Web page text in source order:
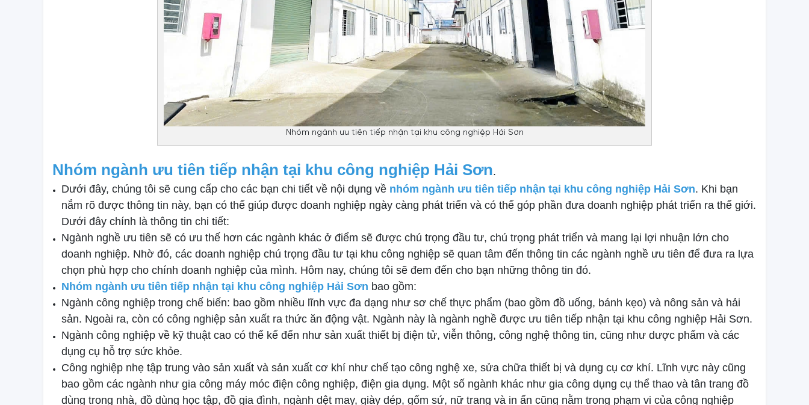
Nhóm ngành ưu tiên tiếp nhận tại khu công nghiệp Hải Sơn
Nhóm ngành ưu tiên tiếp nhận tại khu công nghiệp Hải Sơn.
Dưới đây, chúng tôi sẽ cung cấp cho các bạn chi tiết về nội dụng về nhóm ngành ưu tiên tiếp nhận tại khu công nghiệp Hải Sơn. Khi bạn
nắm rõ được thông tin này, bạn có thể giúp được doanh nghiệp ngày càng phát triển và có thể góp phần đưa doanh nghiệp phát triển ra thế giới.
Dưới đây chính là thông tin chi tiết:
Ngành nghề ưu tiên sẽ có ưu thế hơn các ngành khác ở điểm sẽ được chú trọng đầu tư, chú trọng phát triển và mang lại lợi nhuận lớn cho
doanh nghiệp. Nhờ đó, các doanh nghiệp chú trọng đầu tư tại khu công nghiệp sẽ quan tâm đến thông tin các ngành nghề ưu tiên để đưa ra lựa
chọn phù hợp cho chính doanh nghiệp của mình. Hôm nay, chúng tôi sẽ đem đến cho bạn những thông tin đó.
Nhóm ngành ưu tiên tiếp nhận tại khu công nghiệp Hải Sơn bao gồm:
Ngành công nghiệp trong chế biến: bao gồm nhiều lĩnh vực đa dạng như sơ chế thực phẩm (bao gồm đồ uống, bánh kẹo) và nông sản và hải
sản. Ngoài ra, còn có công nghiệp sản xuất ra thức ăn động vật. Ngành này là ngành nghề được ưu tiên tiếp nhận tại khu công nghiệp Hải Sơn.
Ngành công nghiệp về kỹ thuật cao có thể kể đến như sản xuất thiết bị điện tử, viễn thông, công nghệ thông tin, cũng như dược phẩm và các
dụng cụ hỗ trợ sức khỏe.
Công nghiệp nhẹ tập trung vào sản xuất và sản xuất cơ khí như chế tạo công nghệ xe, sửa chữa thiết bị và dụng cụ cơ khí. Lĩnh vực này cũng
bao gồm các ngành như gia công máy móc điện công nghiệp, điện gia dụng. Một số ngành khác như gia công dụng cụ thể thao và tân trang đồ
dùng trong nhà, đồ dùng học tập, đồ gia đình, ngành dệt may, giày dép, gốm sứ, nữ trang và in ấn cũng nằm trong phạm vi của công nghiệp